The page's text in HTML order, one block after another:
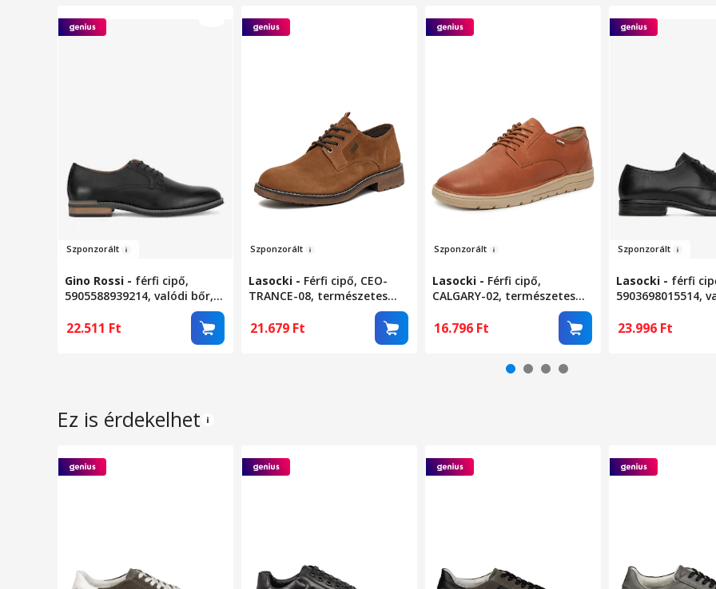
Szponzorált
Gino Rossi - férfi cipő,
5905588939214, valódi bőr,
22.511 Ft
Szponzorált
Lasocki - Férfi cipő, CEO-
TRANCE-08, természetes
21.679 Ft
Szponzorált
Lasocki - Férfi cipő,
CALGARY-02, természetes
16.796 Ft
Szponzorált
Lasocki - férfi
5903698015514,
23.996 Ft
Ez is érdekelhet